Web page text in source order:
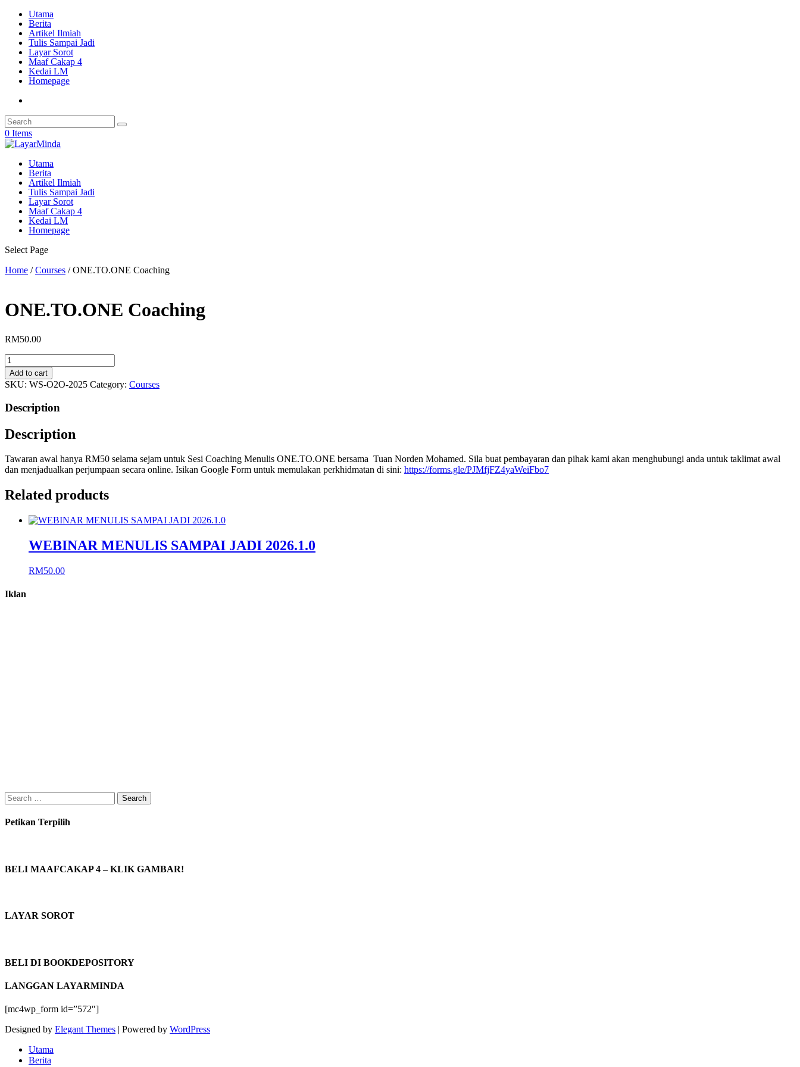
Utama
Berita
Artikel Ilmiah
Tulis Sampai Jadi
Layar Sorot
Maaf Cakap 4
Kedai LM
Homepage
0 Items
Utama
Berita
Artikel Ilmiah
Tulis Sampai Jadi
Layar Sorot
Maaf Cakap 4
Kedai LM
Homepage
Select Page
Home /Courses / ONE.TO.ONE Coaching
ONE.TO.ONE Coaching
RM50.00
ONE.TO.ONE
Coaching
quantity
Add to cart
SKU: WS-O2O-2025 Category: Courses
Description
Description
Tawaran awal hanya RM50 selama sejam untuk Sesi Coaching Menulis ONE.TO.ONE bersama Tuan Norden Mohamed. Sila buat pembayaran dan pihak kami akan menghubungi anda untuk taklimat awal
dan menjadualkan perjumpaan secara online. Isikan Google Form untuk memulakan perkhidmatan di sini: https://forms.gle/PJMfjFZ4yaWeiFbo7
Related products
WEBINAR MENULIS SAMPAI JADI 2026.1.0
RM50.00
Iklan
Search
for:
Petikan Terpilih
BELI MAAFCAKAP 4 – KLIK GAMBAR!
LAYAR SOROT
BELI DI BOOKDEPOSITORY
LANGGAN LAYARMINDA
[mc4wp_form id=”572″]
Designed by Elegant Themes | Powered by WordPress
Utama
Berita